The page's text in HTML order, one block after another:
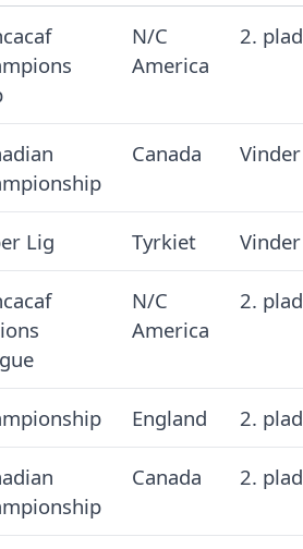
N/C
America
2.
Canada Vinder
Lig Tyrkiet Vinder
N/C
America
2.
England 2.
Canada 2.